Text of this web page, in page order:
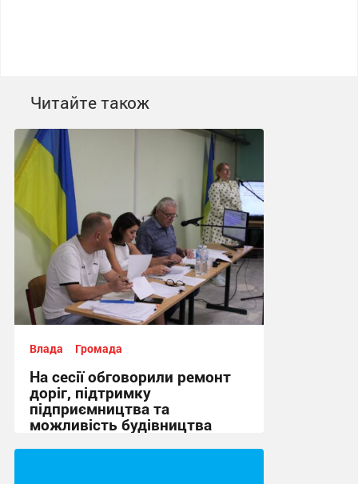
Читайте також
Влада Громада
На сесії обговорили ремонт
доріг, підтримку
підприємництва та
можливість будівництва